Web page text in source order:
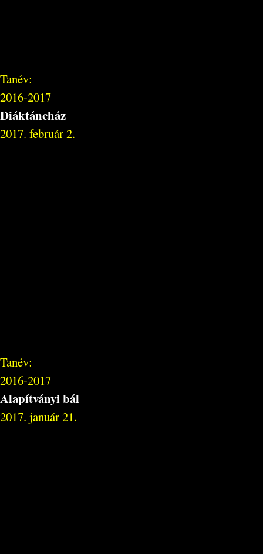
Tanév:
2016-2017
Diáktáncház
2017. február 2.
Tanév:
2016-2017
Alapítványi bál
2017. január 21.